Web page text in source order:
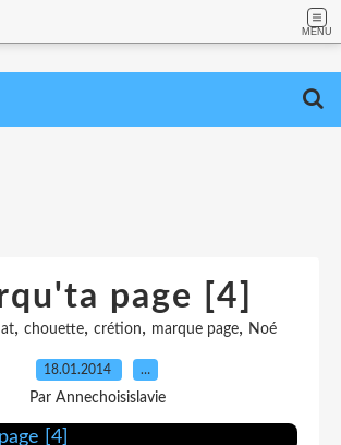
MENU
page [4]
, chouette, crétion, marque page, Noé
18.01.2014 …
Par Annechoisislavie